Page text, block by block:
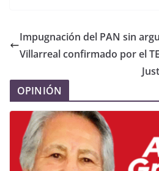
Impugnación del PAN sin
Villarreal confirmado por el
OPINIÓN